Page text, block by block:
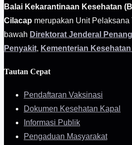
Balai Kekarantinaan Kesehatan
Cilacap merupakan Unit Pelaksana
bawah Direktorat Jenderal
Penyakit, Kementerian
Tautan Cepat
Pendaftaran Vaksinasi
Dokumen Kesehatan Kapal
Informasi Publik
Pengaduan Masyarakat